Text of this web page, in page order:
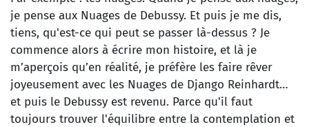
je pense aux Nuages de Debussy. Et puis je me dis,
tiens, qu'est-ce qui peut se passer là-dessus ? Je
commence alors à écrire mon histoire, et là je
m’aperçois qu’en réalité, je préfère les faire rêver
joyeusement avec les Nuages de Django Reinhardt…
et puis le Debussy est revenu. Parce qu'il faut
toujours trouver l'équilibre entre la contemplation et